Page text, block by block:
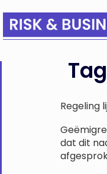
Regeling
dat dit